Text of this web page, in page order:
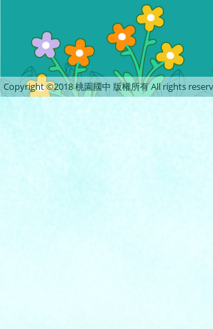
Copyright ©2018 桃園國中 版權所有 All rights